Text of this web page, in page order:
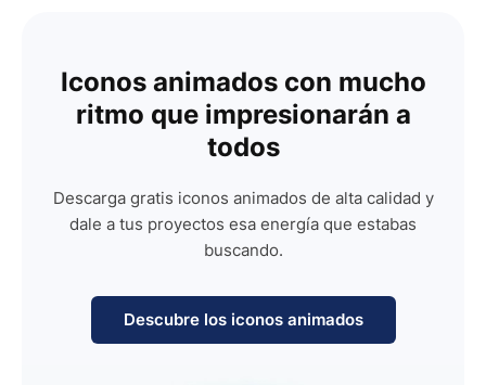
Iconos animados con mucho
ritmo que impresionarán a
todos
Descarga gratis iconos animados de alta calidad y
dale a tus proyectos esa energía que estabas
buscando.
Descubre los iconos animados